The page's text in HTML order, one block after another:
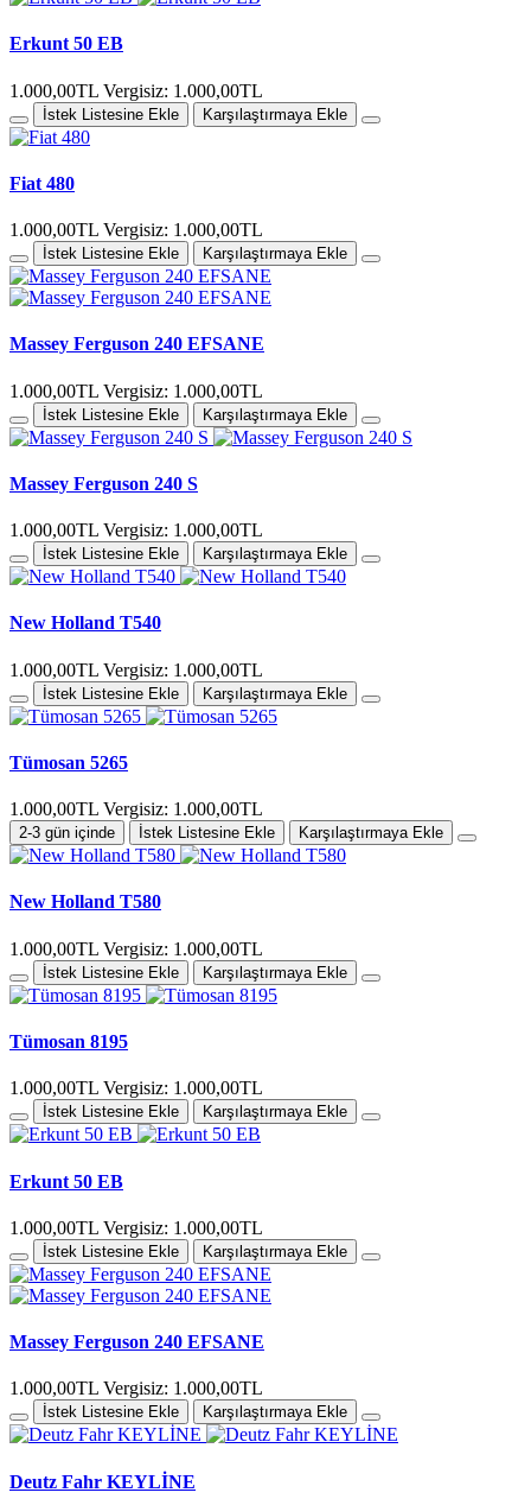
Erkunt 50 EB
1.000,00TL Vergisiz: 1.000,00TL
İstek Listesine Ekle Karşılaştırmaya Ekle
Fiat 480
1.000,00TL Vergisiz: 1.000,00TL
İstek Listesine Ekle Karşılaştırmaya Ekle
Massey Ferguson 240 EFSANE
1.000,00TL Vergisiz: 1.000,00TL
İstek Listesine Ekle Karşılaştırmaya Ekle
Massey Ferguson 240 S
1.000,00TL Vergisiz: 1.000,00TL
İstek Listesine Ekle Karşılaştırmaya Ekle
New Holland T540
1.000,00TL Vergisiz: 1.000,00TL
İstek Listesine Ekle Karşılaştırmaya Ekle
Tümosan 5265
1.000,00TL Vergisiz: 1.000,00TL
2-3 gün içinde İstek Listesine Ekle Karşılaştırmaya Ekle
New Holland T580
1.000,00TL Vergisiz: 1.000,00TL
İstek Listesine Ekle Karşılaştırmaya Ekle
Tümosan 8195
1.000,00TL Vergisiz: 1.000,00TL
İstek Listesine Ekle Karşılaştırmaya Ekle
Erkunt 50 EB
1.000,00TL Vergisiz: 1.000,00TL
İstek Listesine Ekle Karşılaştırmaya Ekle
Massey Ferguson 240 EFSANE
1.000,00TL Vergisiz: 1.000,00TL
İstek Listesine Ekle Karşılaştırmaya Ekle
Deutz Fahr KEYLİNE